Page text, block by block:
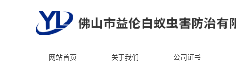
网站首页 关于我们 公司证书